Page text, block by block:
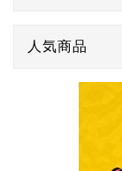
人気商品